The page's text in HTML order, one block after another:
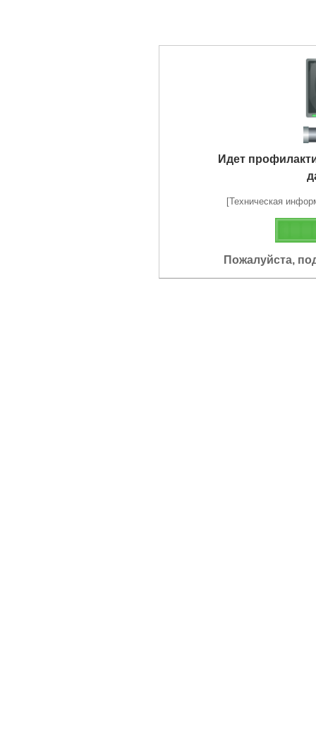
Идет
[Техническая
Пожалуйста,